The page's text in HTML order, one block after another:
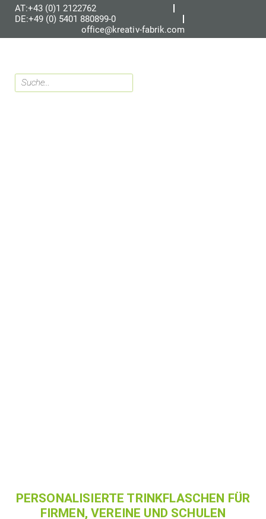
AT:+43 (0)1 2122762
DE:+49 (0) 5401 880899-0
office@kreativ-fabrik.com
PERSONALISIERTE TRINKFLASCHEN FÜR
FIRMEN, VEREINE UND SCHULEN